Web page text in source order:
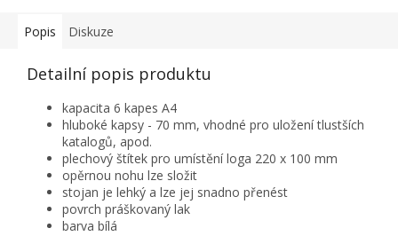
Popis Diskuze
Detailní popis produktu
kapacita 6 kapes A4
hluboké kapsy - 70 mm, vhodné pro uložení tlustších
katalogů, apod.
plechový štítek pro umístění loga 220 x 100 mm
opěrnou nohu lze složit
stojan je lehký a lze jej snadno přenést
povrch práškovaný lak
barva bílá